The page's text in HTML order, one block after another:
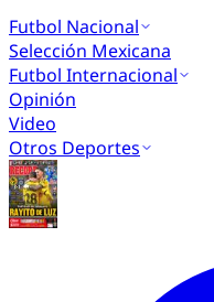
Futbol Nacional
Selección Mexicana
Futbol Internacional
Opinión
Video
Otros Deportes